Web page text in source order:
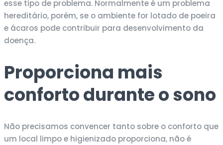
esse tipo de problema. Normalmente é um problema
hereditário, porém, se o ambiente for lotado de poeira
e ácaros pode contribuir para desenvolvimento da
doença.
Proporciona mais
conforto durante o sono
Não precisamos convencer tanto sobre o conforto que
um local limpo e higienizado proporciona, não é